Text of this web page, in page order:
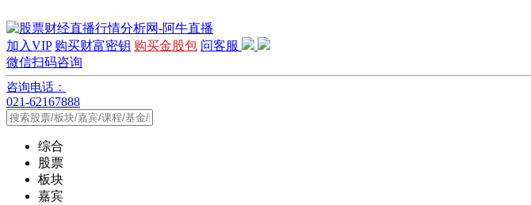
加入VIP 购买财富密钥 购买金股包 问客服
微信扫码咨询
咨询电话：
021-62167888
综合
股票
板块
嘉宾